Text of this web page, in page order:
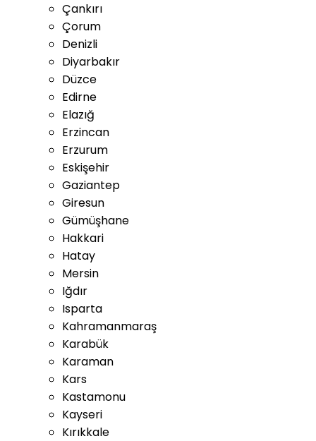
Çankırı
Çorum
Denizli
Diyarbakır
Düzce
Edirne
Elazığ
Erzincan
Erzurum
Eskişehir
Gaziantep
Giresun
Gümüşhane
Hakkari
Hatay
Mersin
Iğdır
Isparta
Kahramanmaraş
Karabük
Karaman
Kars
Kastamonu
Kayseri
Kırıkkale